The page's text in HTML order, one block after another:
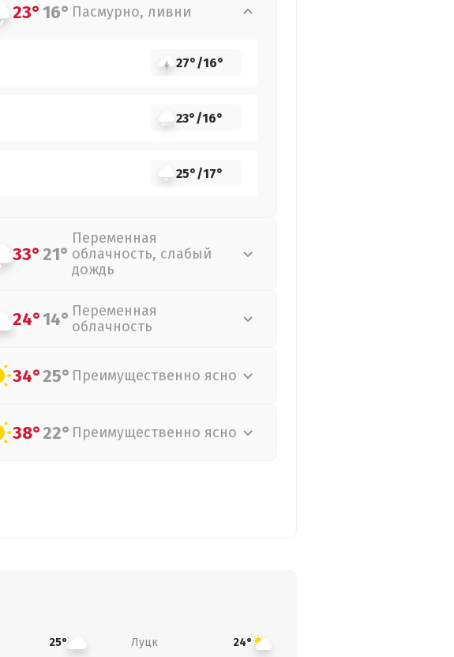
23°16° Пасмурно, ливни
27°/16°
23°/16°
25°/17°
33°21°
Переменная
облачность, слабый
дождь
24°14° Переменная
облачность
34°25° Преимущественно ясно
38°22° Преимущественно ясно
25° Луцк 24°